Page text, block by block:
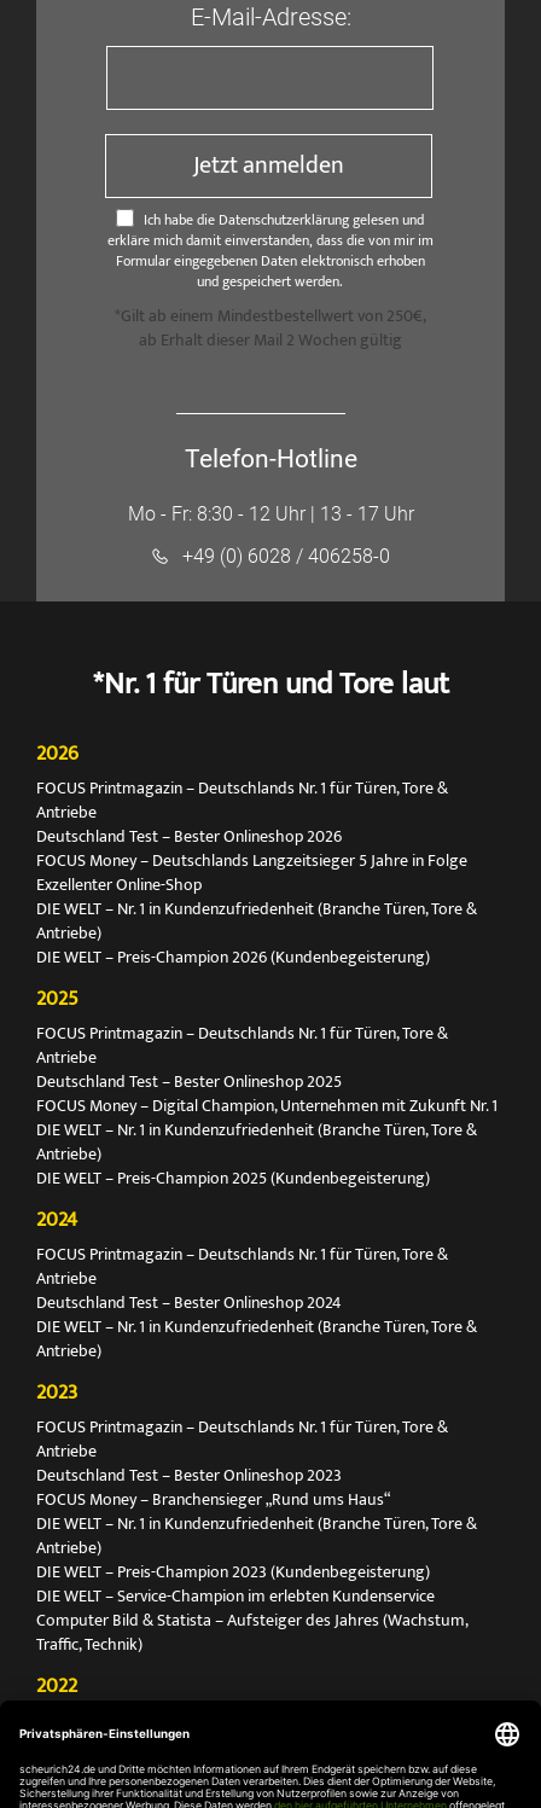
E-Mail-Adresse:
Jetzt anmelden
Ich habe die Datenschutzerklärung gelesen und
erkläre mich damit einverstanden, dass die von mir im
Formular eingegebenen Daten elektronisch erhoben
und gespeichert werden.
*Gilt ab einem Mindestbestellwert von 250€,
ab Erhalt dieser Mail 2 Wochen gültig
Telefon-Hotline
Mo - Fr: 8:30 - 12 Uhr | 13 - 17 Uhr
+49 (0) 6028 / 406258-0
*Nr. 1 für Türen und Tore laut
2026
FOCUS Printmagazin – Deutschlands Nr. 1 für Türen, Tore &
Antriebe
Deutschland Test – Bester Onlineshop 2026
FOCUS Money – Deutschlands Langzeitsieger 5 Jahre in Folge
Exzellenter Online-Shop
DIE WELT – Nr. 1 in Kundenzufriedenheit (Branche Türen, Tore &
Antriebe)
DIE WELT – Preis-Champion 2026 (Kundenbegeisterung)
2025
FOCUS Printmagazin – Deutschlands Nr. 1 für Türen, Tore &
Antriebe
Deutschland Test – Bester Onlineshop 2025
FOCUS Money – Digital Champion, Unternehmen mit Zukunft Nr. 1
DIE WELT – Nr. 1 in Kundenzufriedenheit (Branche Türen, Tore &
Antriebe)
DIE WELT – Preis-Champion 2025 (Kundenbegeisterung)
2024
FOCUS Printmagazin – Deutschlands Nr. 1 für Türen, Tore &
Antriebe
Deutschland Test – Bester Onlineshop 2024
DIE WELT – Nr. 1 in Kundenzufriedenheit (Branche Türen, Tore &
Antriebe)
2023
FOCUS Printmagazin – Deutschlands Nr. 1 für Türen, Tore &
Antriebe
Deutschland Test – Bester Onlineshop 2023
FOCUS Money – Branchensieger „Rund ums Haus“
DIE WELT – Nr. 1 in Kundenzufriedenheit (Branche Türen, Tore &
Antriebe)
DIE WELT – Preis-Champion 2023 (Kundenbegeisterung)
DIE WELT – Service-Champion im erlebten Kundenservice
Computer Bild & Statista – Aufsteiger des Jahres (Wachstum,
Traffic, Technik)
2022
Antriebe
Deutschland Test – Bester Onlineshop 2022
FOCUS Money – Branchensieger „Rund ums Haus“